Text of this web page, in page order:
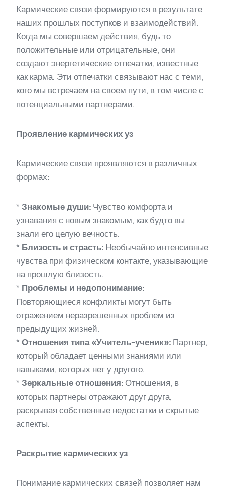
Кармические связи формируются в результате
наших прошлых поступков и взаимодействий.
Когда мы совершаем действия, будь то
положительные или отрицательные, они
создают энергетические отпечатки, известные
как карма. Эти отпечатки связывают нас с теми,
кого мы встречаем на своем пути, в том числе с
потенциальными партнерами.
Проявление кармических уз
Кармические связи проявляются в различных
формах:
* Знакомые души: Чувство комфорта и
узнавания с новым знакомым, как будто вы
знали его целую вечность.
* Близость и страсть: Необычайно интенсивные
чувства при физическом контакте, указывающие
на прошлую близость.
* Проблемы и недопонимание:
Повторяющиеся конфликты могут быть
отражением неразрешенных проблем из
предыдущих жизней.
* Отношения типа «Учитель-ученик»: Партнер,
который обладает ценными знаниями или
навыками, которых нет у другого.
* Зеркальные отношения: Отношения, в
которых партнеры отражают друг друга,
раскрывая собственные недостатки и скрытые
аспекты.
Раскрытие кармических уз
Понимание кармических связей позволяет нам